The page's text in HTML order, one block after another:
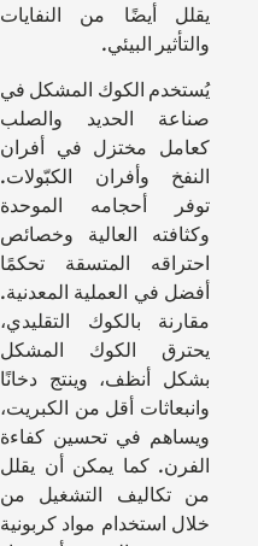
يقلل أيضًا من النفايات
والتأثير البيئي.
يُستخدم الكوك المشكل في
صناعة الحديد والصلب
كعامل مختزل في أفران
النفخ وأفران الكبّولات.
توفر أحجامه الموحدة
وكثافته العالية وخصائص
احتراقه المتسقة تحكمًا
أفضل في العملية المعدنية.
مقارنة بالكوك التقليدي،
يحترق الكوك المشكل
بشكل أنظف، وينتج دخانًا
وانبعاثات أقل من الكبريت،
ويساهم في تحسين كفاءة
الفرن. كما يمكن أن يقلل
من تكاليف التشغيل من
خلال استخدام مواد كربونية